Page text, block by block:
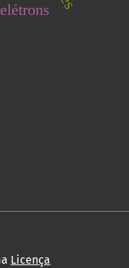
Licença